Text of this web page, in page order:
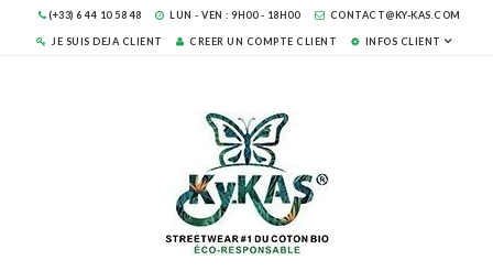
(+33) 6 44 10 58 48 LUN - VEN : 9H00 - 18H00 CONTACT@KY-KAS.COM
JE SUIS DEJA CLIENT CREER UN COMPTE CLIENT INFOS CLIENT